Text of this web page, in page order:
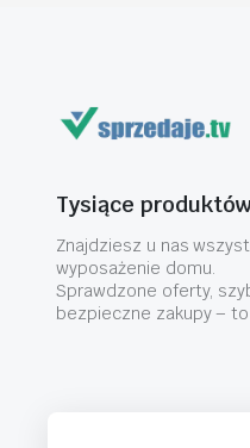
Tysiące
Znajdziesz u nas
wyposażenie domu.
Sprawdzone oferty,
bezpieczne zakupy –